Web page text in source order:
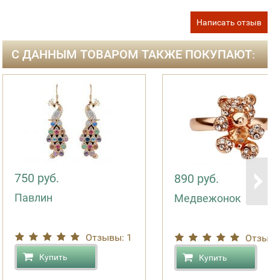
Написать отзыв
С ДАННЫМ ТОВАРОМ ТАКЖЕ ПОКУПАЮТ:
750 руб.
Павлин
Отзывы: 1
Купить
890 руб.
Медвежонок
Купить